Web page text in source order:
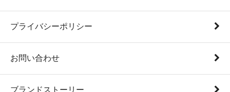
プライバシーポリシー
お問い合わせ
ブランドストーリー